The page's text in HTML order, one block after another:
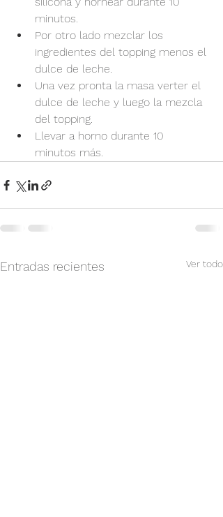
minutos.
Por otro lado mezclar los
ingredientes del topping menos el
dulce de leche.
Una vez pronta la masa verter el
dulce de leche y luego la mezcla
del topping.
Llevar a horno durante 10
minutos más.
Entradas recientes Ver todo